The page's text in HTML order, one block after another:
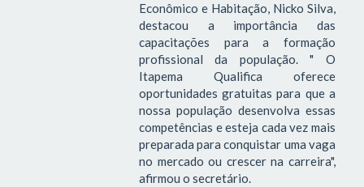
Econômico e Habitação, Nicko Silva,
destacou a importância das
capacitações para a formação
profissional da população. " O
Itapema Qualifica oferece
oportunidades gratuitas para que a
nossa população desenvolva essas
competências e esteja cada vez mais
preparada para conquistar uma vaga
no mercado ou crescer na carreira",
afirmou o secretário.